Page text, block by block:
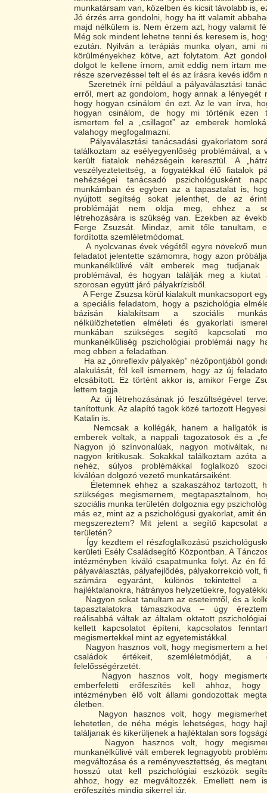
munkatársam van, közelben és kicsit távolabb is,
Jó érzés arra gondolni, hogy ha itt valamit
majd nélkülem is. Nem érzem azt, hogy valamit
Még sok mindent lehetne tenni és keresem is,
ezután. Nyilván a terápiás munka olyan, ami
körülményekhez kötve, azt folytatom. Azt
dolgot le kellene írnom, amit eddig nem írtam
része szervezéssel telt el és az írásra kevés időm
Szeretnék írni például a pályaválasztási
erről, mert az gondolom, hogy annak a lényegét
hogy hogyan csinálom én ezt. Az le van írva,
hogyan csinálom, de hogy mi történik ezen
ismertem fel a „csillagot” az emberek
valahogy megfogalmazni.
Pályaválasztási tanácsadási gyakorlatom
találkoztam az esélyegyenlőség problémáival, a
került fiatalok nehézségein keresztül. A
veszélyeztetettség, a fogyatékkal élő fiatalok
nehézségei tanácsadó pszichológusként
munkámban és egyben az a tapasztalat is,
nyújtott segítség sokat jelenthet, de az
problémáját nem oldja meg, ehhez a
létrehozására is szükség van. Ezekben az
Ferge Zsuzsát. Mindaz, amit tőle tanultam,
fordította szemléletmódomat.
A nyolcvanas évek végétől egyre növekvő
feladatot jelentette számomra, hogy azon
munkanélkülivé vált emberek meg
problémával, és hogyan találják meg a kiutat
szorosan együtt járó pályakrízisből.
A Ferge Zsuzsa körül kialakult munkacsoport
a speciális feladatom, hogy a pszichológia
bázisán kialakítsam a szociális
nélkülözhetetlen elméleti és gyakorlati
munkában szükséges segítő kapcsolati
munkanélküliség pszichológiai problémái nagy
meg ebben a feladatban.
Ha az „önreflexív pályakép” nézőpontjából
alakulását, föl kell ismernem, hogy az új
elcsábított. Ez történt akkor is, amikor Ferge
lettem tagja.
Az új létrehozásának jó feszültségével
tanítottunk. Az alapító tagok közé tartozott
Katalin is.
Nemcsak a kollégák, hanem a hallgatók is
emberek voltak, a nappali tagozatosok és a
Nagyon jó színvonalúak, nagyon motiváltak,
nagyon kritikusak. Sokakkal találkoztam azóta
nehéz, súlyos problémákkal foglalkozó
kiválóan dolgozó vezető munkatársaiként.
Életemnek ehhez a szakaszához tartozott,
szükséges megismernem, megtapasztalnom,
szociális munka területén dolgoznia egy
más ez, mint az a pszichológusi gyakorlat, amit
megszereztem? Mit jelent a segítő kapcsolat
területén?
Így kezdtem el részfoglalkozású
kerületi Esély Családsegítő Központban. A
intézményben kiváló csapatmunka folyt. Az én
pályaválasztás, pályafejlődés, pályakorrekció volt,
számára egyaránt, különös tekintettel a
hajléktalanokra, hátrányos helyzetűekre,
Nagyon sokat tanultam az eseteimtől, és a
tapasztalatokra támaszkodva – úgy
reálisabbá váltak az általam oktatott
kellett kapcsolatot építeni, kapcsolatos
megismertekkel mint az egyetemistákkal.
Nagyon hasznos volt, hogy megismertem a
családok értékeit, szemléletmódját, a
felelősségérzetét.
Nagyon hasznos volt, hogy
emberfeletti erőfeszítés kell ahhoz, hogy
intézményben élő volt állami gondozottak
életben.
Nagyon hasznos volt, hogy
lehetetlen, de néha mégis lehetséges, hogy
találjanak és kikerüljenek a hajléktalan sors
Nagyon hasznos volt, hogy
munkanélkülivé vált emberek legnagyobb
megváltozása és a reményvesztettség, és
hosszú utat kell pszichológiai eszközök
ahhoz, hogy ez megváltozzék. Emellett nem
erőfeszítés mindig sikerrel jár.